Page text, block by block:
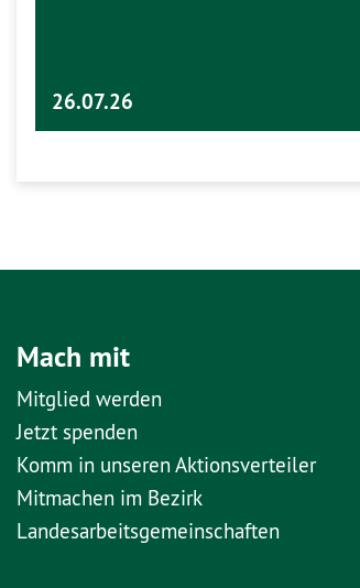
26.07.26
Mach mit
Mitglied werden
Jetzt spenden
Komm in unseren Aktionsverteiler
Mitmachen im Bezirk
Landesarbeitsgemeinschaften